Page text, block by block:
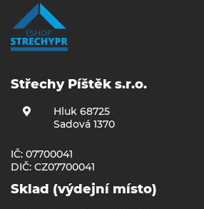
Střechy Píštěk s.r.o.
Hluk 68725
Sadová 1370
IČ: 07700041
DIČ: CZ07700041
Sklad (výdejní místo)